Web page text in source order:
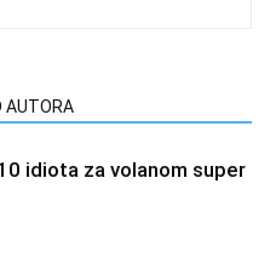
AUTORA
idiota za volanom super